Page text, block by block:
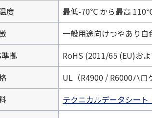
度
最低-70℃ から最高
一般用途向けつやあり
拠
RoHS (2011/65 (EU)お
UL（R4900 / R6000ハロ
テクニカルデータシート